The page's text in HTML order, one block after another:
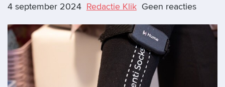
4 september 2024 Redactie Klik Geen reacties